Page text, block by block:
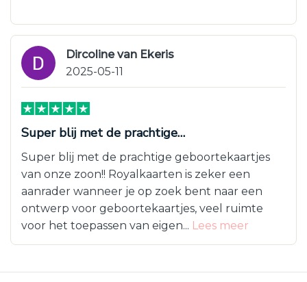
Dircoline van Ekeris
2025-05-11
Super blij met de prachtige…
Super blij met de prachtige geboortekaartjes
van onze zoon!! Royalkaarten is zeker een
aanrader wanneer je op zoek bent naar een
ontwerp voor geboortekaartjes, veel ruimte
voor het toepassen van eigen... Lees meer